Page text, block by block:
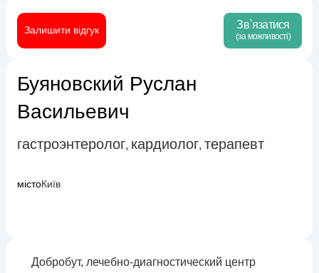
Залишити відгук Зв`язатися
(за можливості)
Буяновский Руслан
Васильевич
гастроэнтеролог, кардиолог, терапевт
містоКиїв
Добробут, лечебно-диагностический центр